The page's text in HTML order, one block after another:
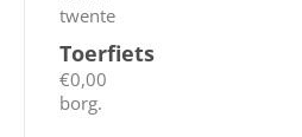
Toerfiets
€0,00
borg.